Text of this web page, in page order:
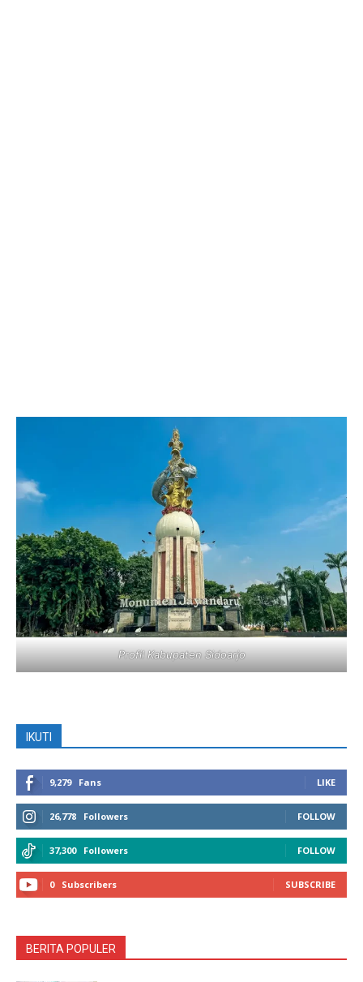
Profil Kabupaten Sidoarjo
IKUTI
9,279 Fans LIKE
26,778 Followers FOLLOW
37,300 Followers FOLLOW
0 Subscribers SUBSCRIBE
BERITA POPULER